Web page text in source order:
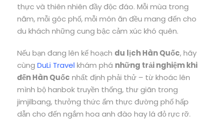
thực và thiên nhiên đầy độc đáo. Mỗi mùa trong
năm, mỗi góc phố, mỗi món ăn đều mang đến cho
du khách những cung bậc cảm xúc khó quên.
Nếu bạn đang lên kế hoạch du lịch Hàn Quốc, hãy
cùng DuLi Travel khám phá những trải nghiệm khi
đến Hàn Quốc nhất định phải thử – từ khoác lên
mình bộ hanbok truyền thống, thư giãn trong
jimjilbang, thưởng thức ẩm thực đường phố hấp
dẫn cho đến ngắm hoa anh đào hay lá đỏ rực rỡ.